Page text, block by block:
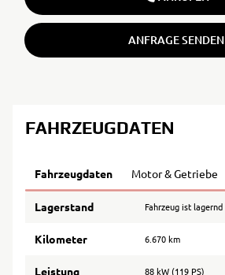
ANFRAGE SENDEN
FAHRZEUGDATEN
Fahrzeugdaten Motor & Getriebe
Lagerstand Fahrzeug ist lagernd
Kilometer 6.670 km
Leistung 88 kW (119 PS)